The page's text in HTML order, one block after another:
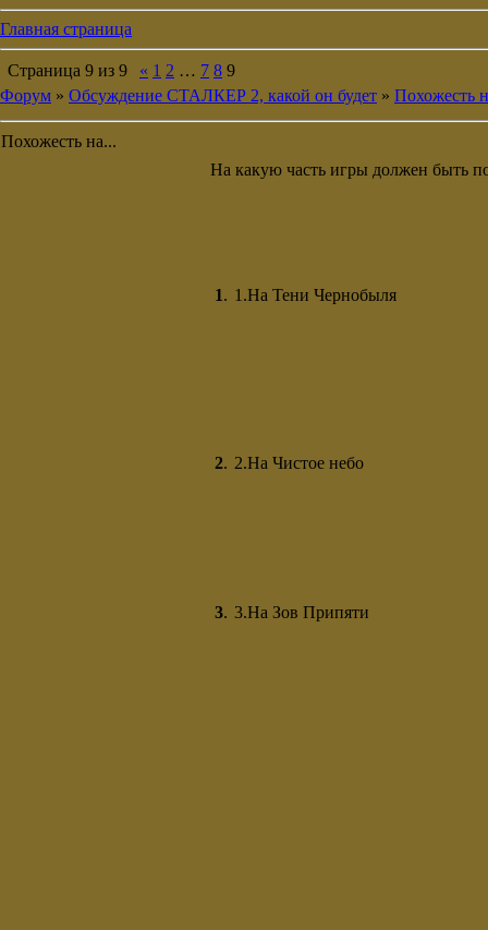
Главная страница
Страница 9 из 9 « 1 2 … 7 8 9
Форум » Обсуждение СТАЛКЕР 2, какой он будет » Похожесть
Похожесть на...
На какую часть игры должен быть
1. 1.На Тени Чернобыля
2. 2.На Чистое небо
3. 3.На Зов Припяти